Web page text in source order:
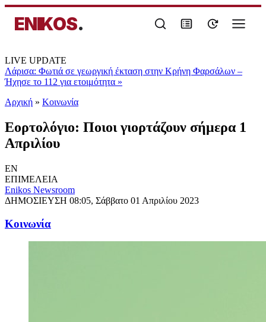
ENIKOS.
LIVE UPDATE
Λάρισα: Φωτιά σε γεωργική έκταση στην Κρήνη Φαρσάλων –
Ήχησε το 112 για ετοιμότητα »
Αρχική » Κοινωνία
Εορτολόγιο: Ποιοι γιορτάζουν σήμερα 1
Απριλίου
EN
ΕΠΙΜΕΛΕΙΑ
Enikos Newsroom
ΔΗΜΟΣΙΕΥΣΗ 08:05, Σάββατο 01 Απριλίου 2023
Κοινωνία